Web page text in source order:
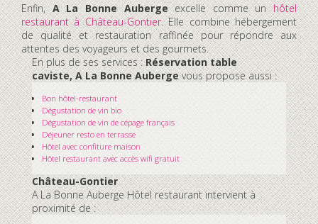
Enfin,A La Bonne Aubergeexcelle comme unhôtel
restaurant à Château-Gontier. Elle combine hébergement
de qualité et restauration raffinée pour répondre aux
attentes des voyageurs et des gourmets.
En plus de ses services :Réservation table
caviste, A La Bonne Aubergevous propose aussi :
Bon hôtel-restaurant
Dégustation de vin bio
Dégustation de vin de cépage français
Déjeuner resto en terrasse
Hôtel avec confiture maison
Hôtel restaurant avec accès wifi gratuit
Château-Gontier
A La Bonne Auberge Hôtel restaurant intervient à
proximité de :